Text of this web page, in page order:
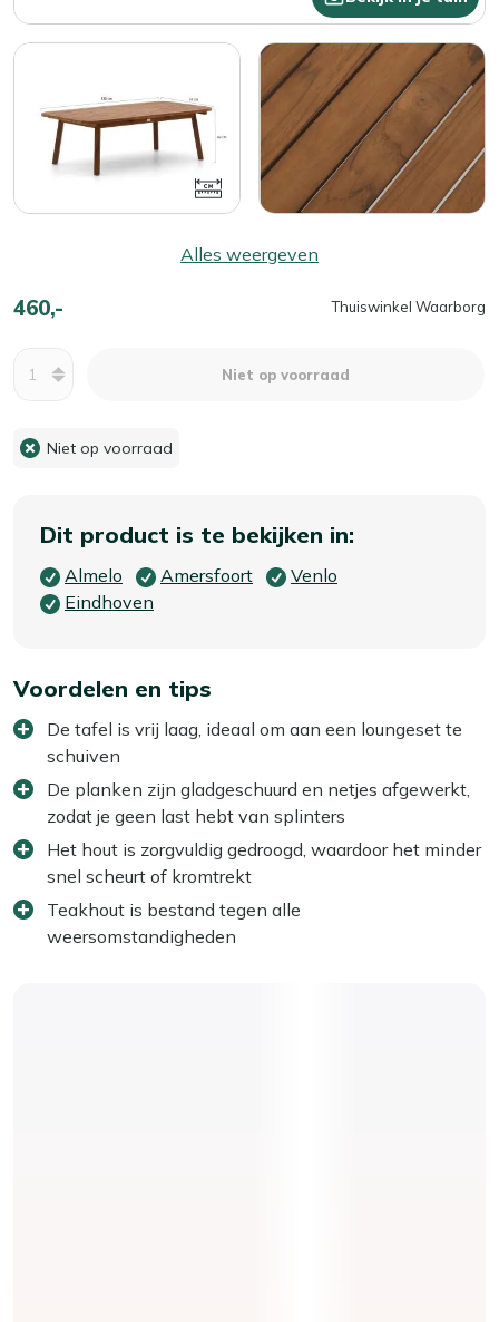
Alles weergeven
460,- Thuiswinkel Waarborg
Niet op voorraad
Niet op voorraad
Dit product is te bekijken in:
Almelo Amersfoort
Venlo
Eindhoven
Voordelen en tips
De tafel is vrij laag, ideaal om aan een loungeset te
schuiven
De planken zijn gladgeschuurd en netjes afgewerkt,
zodat je geen last hebt van splinters
Het hout is zorgvuldig gedroogd, waardoor het minder
snel scheurt of kromtrekt
Teakhout is bestand tegen alle
weersomstandigheden